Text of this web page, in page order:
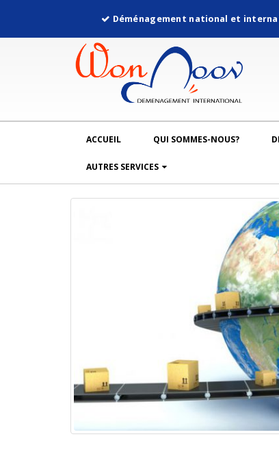
Déménagement national et
ACCUEIL QUI SOMMES-NOUS?
AUTRES SERVICES